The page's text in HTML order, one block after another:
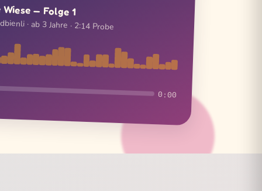
— Folge 1
· ab 3 Jahre · 2:14 Probe
0:00